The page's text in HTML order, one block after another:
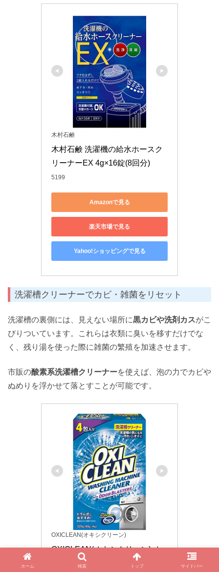
木村石鹸
木村石鹸 洗濯機の給水ホースク
リーナーEX 4g×16錠(8回分)
5199
Amazonで見る
楽天市場で見る
Yahoo!ショッピングで見る
洗濯槽クリーナーでカビ・雑菌をリセット
洗濯槽の裏側には、見えない場所に黒カビや洗剤カスがこ
びりついています。これらは衣類に臭いを移すだけでな
く、残り湯を使った際に雑菌の繁殖を加速させます。
市販の酸素系洗濯槽クリーナーを使えば、泡の力でカビや
ぬめりを浮かせて落とすことが可能です。
OXICLEAN(オキシクリーン)
OXICLEAN(オキシクリーン) オ
キシクリーン 洗濯槽クリーナー
ホーム 検索 トップ サイドバー